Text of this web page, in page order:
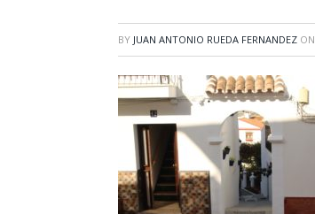
BY JUAN ANTONIO RUEDA FERNANDEZ ON